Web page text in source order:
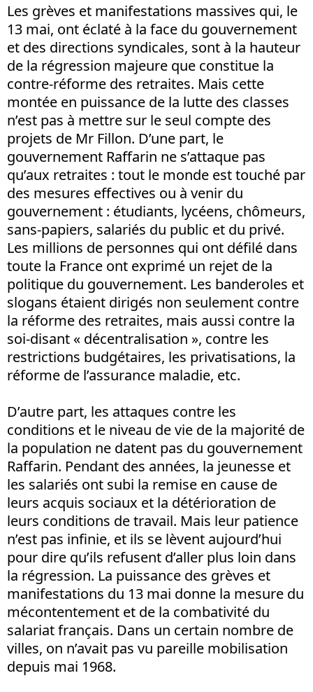
Les grèves et manifestations massives qui, le
13 mai, ont éclaté à la face du gouvernement
et des directions syndicales, sont à la hauteur
de la régression majeure que constitue la
contre-réforme des retraites. Mais cette
montée en puissance de la lutte des classes
n’est pas à mettre sur le seul compte des
projets de Mr Fillon. D’une part, le
gouvernement Raffarin ne s’attaque pas
qu’aux retraites : tout le monde est touché par
des mesures effectives ou à venir du
gouvernement : étudiants, lycéens, chômeurs,
sans-papiers, salariés du public et du privé.
Les millions de personnes qui ont défilé dans
toute la France ont exprimé un rejet de la
politique du gouvernement. Les banderoles et
slogans étaient dirigés non seulement contre
la réforme des retraites, mais aussi contre la
soi-disant « décentralisation », contre les
restrictions budgétaires, les privatisations, la
réforme de l’assurance maladie, etc.
D’autre part, les attaques contre les
conditions et le niveau de vie de la majorité de
la population ne datent pas du gouvernement
Raffarin. Pendant des années, la jeunesse et
les salariés ont subi la remise en cause de
leurs acquis sociaux et la détérioration de
leurs conditions de travail. Mais leur patience
n’est pas infinie, et ils se lèvent aujourd’hui
pour dire qu’ils refusent d’aller plus loin dans
la régression. La puissance des grèves et
manifestations du 13 mai donne la mesure du
mécontentement et de la combativité du
salariat français. Dans un certain nombre de
villes, on n’avait pas vu pareille mobilisation
depuis mai 1968.